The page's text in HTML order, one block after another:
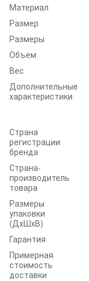
Материал
Размер
Размеры
Объем
Вес
Дополнительные
характеристики
Страна
регистрации
бренда
Страна-
производитель
товара
Размеры
упаковки
(ДхШхВ)
Гарантия
Примерная
стоимость
доставки